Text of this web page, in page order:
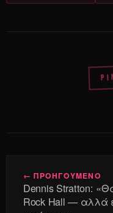
← ΠΡΟΗΓΟΥΜΕΝΟ
Dennis Stratton:
Rock Hall — αλλά